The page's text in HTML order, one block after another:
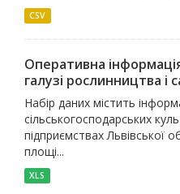
CSV
Оперативна
галузі рослинництва і
Набір даних містить
сільськогосподарських
підприємствах Львівської
площі...
XLS